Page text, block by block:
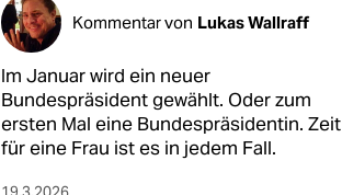
Kommentar von Lukas Wallraff
Im Januar wird ein neuer
Bundespräsident gewählt. Oder zum
ersten Mal eine Bundespräsidentin. Zeit
für eine Frau ist es in jedem Fall.